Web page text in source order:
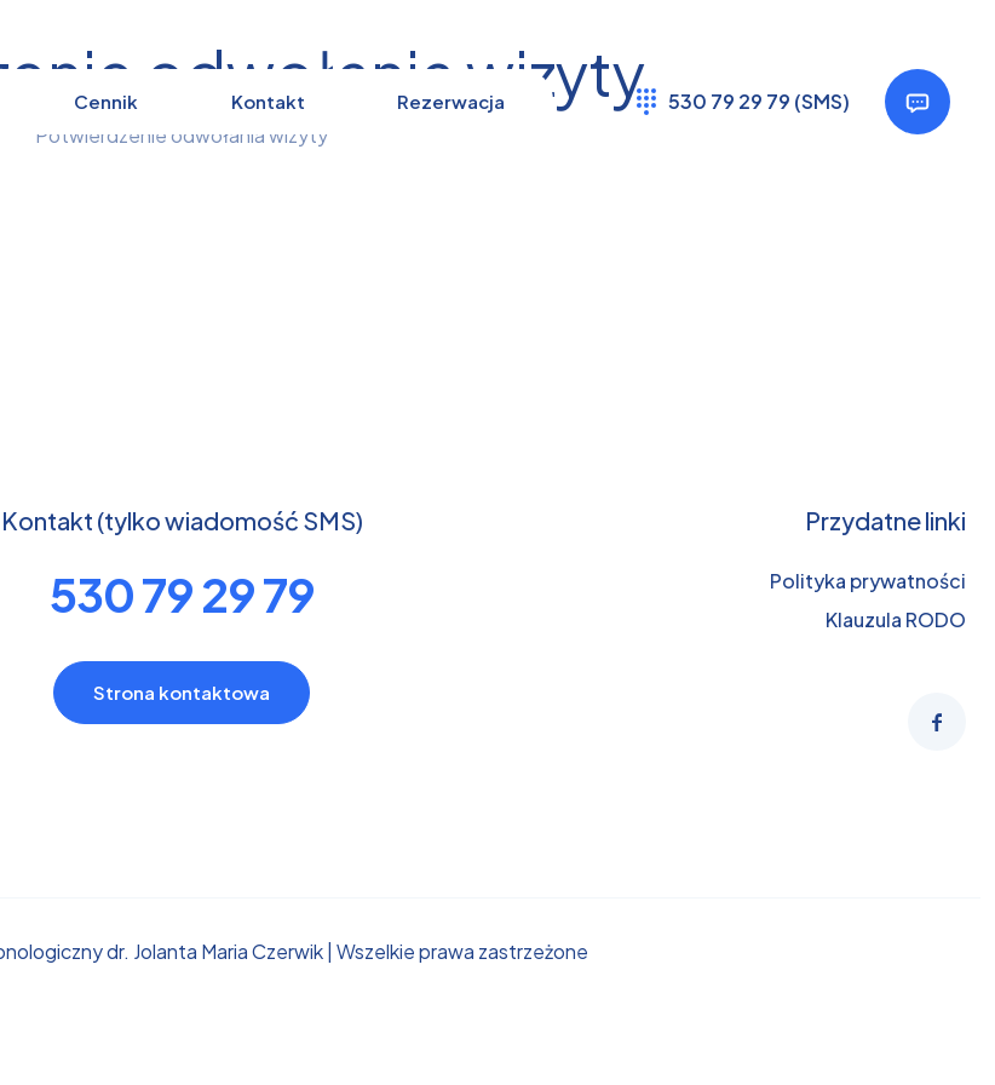
Cennik Kontakt Rezerwacja 530 79 29 79 (SMS)
odwołania wizyty
Potwierdzenie odwołania wizyty
Kontakt (tylko wiadomość SMS)
530 79 29 79
Strona kontaktowa
Przydatne linki
Polityka prywatności
Klauzula RODO
dr. Jolanta Maria Czerwik | Wszelkie prawa zastrzeżone